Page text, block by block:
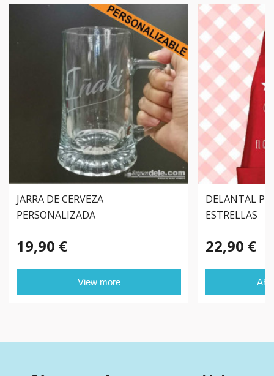
JARRA DE CERVEZA
PERSONALIZADA
19,90 €
View more
DELANTAL
ESTRELLAS
22,90 €